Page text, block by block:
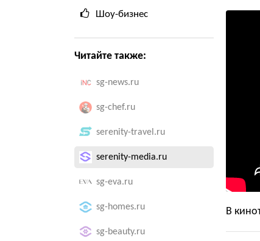
Шоу-бизнес
Читайте также:
sg-news.ru
sg-chef.ru
serenity-travel.ru
serenity-media.ru
sg-eva.ru
sg-homes.ru
sg-beauty.ru
В